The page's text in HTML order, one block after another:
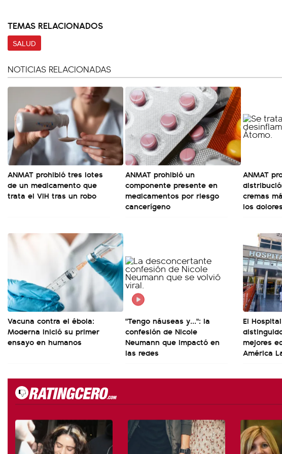
TEMAS RELACIONADOS
SALUD
NOTICIAS RELACIONADAS
ANMAT prohibió tres lotes
de un medicamento que
trata el VIH tras un robo
ANMAT prohibió un
componente presente en
medicamentos por riesgo
cancerígeno
ANMAT
cremas
los
Vacuna contra el ébola:
Moderna inició su primer
ensayo en humanos
"Tengo náuseas y...": la
confesión de Nicole
Neumann que impactó en
las redes
El
mejores
América